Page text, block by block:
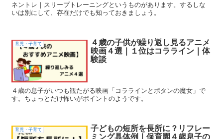
ネントレ｜スリープトレーニングというものがあります。するしな
いは別にして、存在だけでも知っておきましょう。
育児・子育て
４歳の子供が繰り返し見るアニメ
映画４選｜１位はコラライン｜体
験談
４歳の息子がいつも観たがる映画「コララインとボタンの魔女」で
す。ちょっとだけ怖いがポイントのようです。
育児・子育て
子どもの短所を長所に？リフレー
ミング具体例｜保育園４歳息子の